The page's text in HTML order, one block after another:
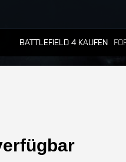
BATTLEFIELD 4 KAUFEN